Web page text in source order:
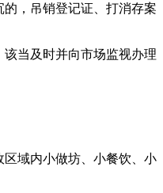
，吊销登记证、打消存案
当及时并向市场监视办理
域内小做坊、小餐饮、小